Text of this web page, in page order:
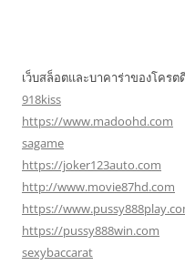
เว็บสล็อตและบาคาร่าของโครต
918kiss
https://www.madoohd.com
sagame
https://joker123auto.com
http://www.movie87hd.com
https://
https://pussy888win.com
sexybaccarat